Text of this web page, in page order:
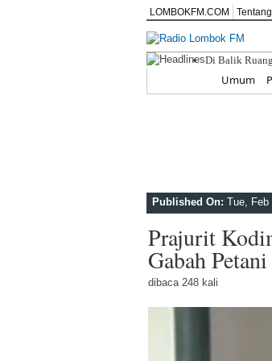
LOMBOKFM.COM
Di Balik
ITDCUmum
Published On: Tue, Feb
Prajurit
Gabah
dibaca 248 kali